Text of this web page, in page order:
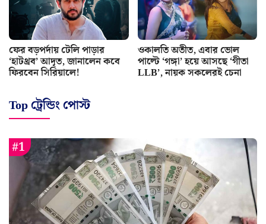
ফের বড়পর্দায় টেলি পাড়ার
‘হাটথ্রব’ আদৃত, জানালেন কবে
ফিরবেন সিরিয়ালে!
ওকালতি অতীত, এবার ভোল
পাল্টে ‘গঙ্গা’ হয়ে আসছে ‘গীতা
LLB’, নায়ক সকলেরই চেনা
Top ট্রেন্ডিং পোস্ট